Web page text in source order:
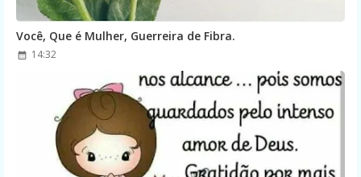
Você, Que é Mulher, Guerreira de Fibra.
14:32